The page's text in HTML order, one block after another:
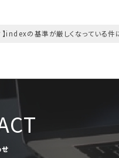
】indexの基準が厳しくなっている件